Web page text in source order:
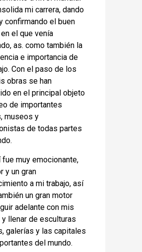
mi carrera, dando
confirmando el buen
el que venía
as. como también la
e importancia de
Con el paso de los
obras se han
en el principal objeto
de importantes
museos y
de todas partes
fue muy emocionante,
y un gran
a mi trabajo, así
un gran motor
adelante con mis
llenar de esculturas
galerías y las capitales
del mundo.